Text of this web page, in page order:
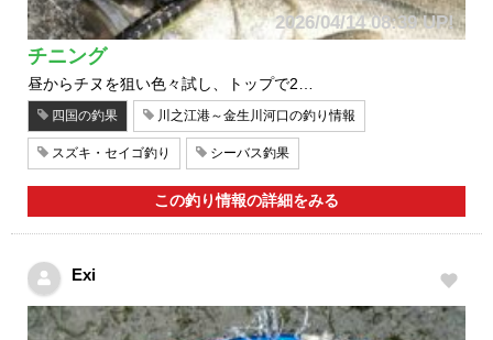
2026/04/14 08:39 UP!
チニング
昼からチヌを狙い色々試し、トップで2…
四国の釣果 川之江港～金生川河口の釣り情報
スズキ・セイゴ釣り シーバス釣果
この釣り情報の詳細をみる
Exi